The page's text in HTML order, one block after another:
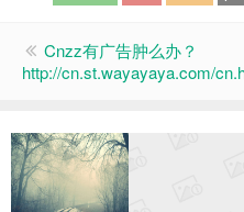
Cnzz有广告肿么办？
http://cn.st.wayayaya.com/